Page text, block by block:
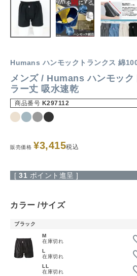
Humans ハンモックトランクス 綿
メンズ / Humans ハンモック
ラー丈 吸水速乾
商品番号 K297112
販売価格 ¥3,415税込
[ 31 ポイント進呈 ]
カラー サイズ
ブラック
M
在庫切れ
L
在庫切れ
LL
在庫切れ